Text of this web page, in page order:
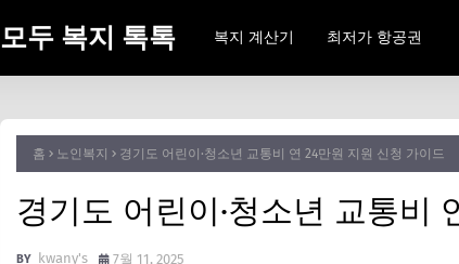
모두 복지 톡톡 복지 계산기 최저가 항공권
홈 노인복지 경기도 어린이·청소년 교통비 연 24만원 지원 신청 가이드
경기도 어린이·청소년 교통비
kwany's 7월 11, 2025